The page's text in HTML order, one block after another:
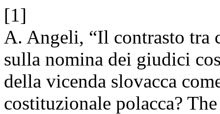
[1]
A. Angeli, “Il contrasto tra
sulla nomina dei giudici
della vicenda slovacca
costituzionale polacca?